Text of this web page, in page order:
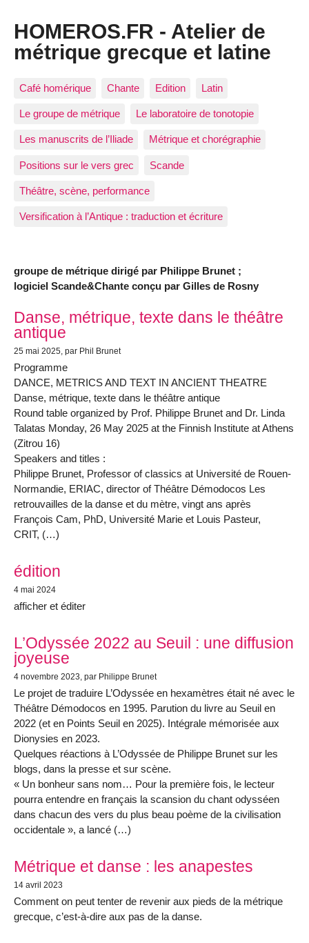
HOMEROS.FR - Atelier de
métrique grecque et latine
Café homérique Chante Edition Latin
Le groupe de métrique Le laboratoire de tonotopie
Les manuscrits de l’Iliade Métrique et chorégraphie
Positions sur le vers grec Scande
Théâtre, scène, performance
Versification à l’Antique : traduction et écriture
groupe de métrique dirigé par Philippe Brunet ;
logiciel Scande&Chante conçu par Gilles de Rosny
Danse, métrique, texte dans le théâtre
antique
25 mai 2025, par Phil Brunet
Programme
DANCE, METRICS AND TEXT IN ANCIENT THEATRE
Danse, métrique, texte dans le théâtre antique
Round table organized by Prof. Philippe Brunet and Dr. Linda
Talatas Monday, 26 May 2025 at the Finnish Institute at Athens
(Zitrou 16)
Speakers and titles :
Philippe Brunet, Professor of classics at Université de Rouen-
Normandie, ERIAC, director of Théâtre Démodocos Les
retrouvailles de la danse et du mètre, vingt ans après
François Cam, PhD, Université Marie et Louis Pasteur,
CRIT, (…)
édition
4 mai 2024
afficher et éditer
L’Odyssée 2022 au Seuil : une diffusion
joyeuse
4 novembre 2023, par Philippe Brunet
Le projet de traduire L’Odyssée en hexamètres était né avec le
Théâtre Démodocos en 1995. Parution du livre au Seuil en
2022 (et en Points Seuil en 2025). Intégrale mémorisée aux
Dionysies en 2023.
Quelques réactions à L’Odyssée de Philippe Brunet sur les
blogs, dans la presse et sur scène.
« Un bonheur sans nom… Pour la première fois, le lecteur
pourra entendre en français la scansion du chant odysséen
dans chacun des vers du plus beau poème de la civilisation
occidentale », a lancé (…)
Métrique et danse : les anapestes
14 avril 2023
Comment on peut tenter de revenir aux pieds de la métrique
grecque, c’est-à-dire aux pas de la danse.